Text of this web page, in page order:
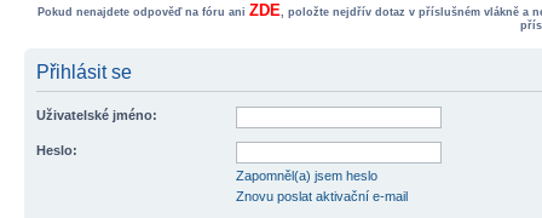
Pokud nenajdete odpověď na fóru ani ZDE, položte nejdřív dotaz v příslušném vlákně a
Přihlásit se
Uživatelské jméno:
Heslo:
Zapomněl(a) jsem heslo
Znovu poslat aktivační e-mail